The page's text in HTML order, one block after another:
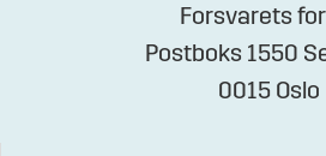
Forsvarets
Postboks 1550
0015 Oslo